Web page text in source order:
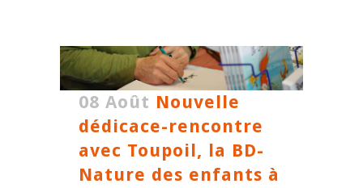
08 Août Nouvelle
dédicace-rencontre
avec Toupoil, la BD-
Nature des enfants à